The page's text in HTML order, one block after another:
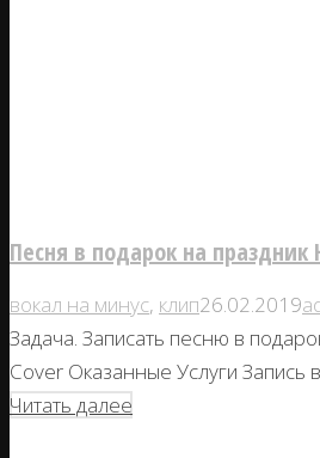
Песня в подарок на праздник
вокал на минус, клип26.02.2019
Задача. Записать песню в
Cover Оказанные Услуги
Читать далее